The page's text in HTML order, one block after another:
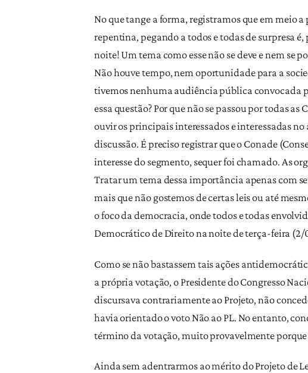
​No que tange a forma, registramos que em meio
repentina, pegando a todos e todas de surpresa
noite! Um tema como esse não se deve e nem se
Não houve tempo, nem oportunidade para a
tivemos nenhuma audiência pública convocada
essa questão? Por que não se passou por todas
ouvir os principais interessados e interessadas
discussão. É preciso registrar que o Conade
interesse do segmento, sequer foi chamado. As
Tratar um tema dessa importância apenas com
mais que não gostemos de certas leis ou até
o foco da democracia, onde todos e todas
Democrático de Direito na noite de terça-feira (2/
​Como se não bastassem tais ações
a própria votação, o Presidente do Congresso
discursava contrariamente ao Projeto, não
havia orientado o voto Não ao PL. No entanto,
término da votação, muito provavelmente porque
​Ainda sem adentrarmos ao mérito do Projeto de